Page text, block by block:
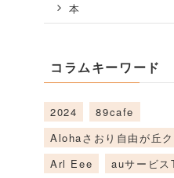
本
コラムキーワード
2024
89cafe
Alohaさおり自由が丘
Arl Eee
auサービス